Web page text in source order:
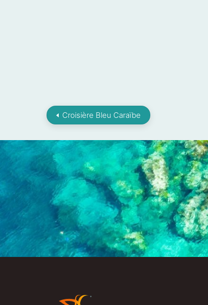
Croisière Bleu Caraïbe